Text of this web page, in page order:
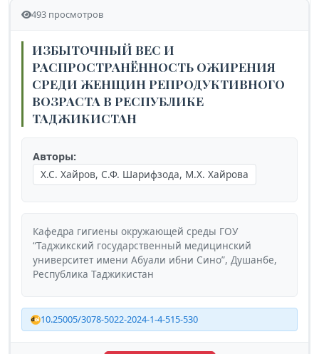
493 просмотров
ИЗБЫТОЧНЫЙ ВЕС И
РАСПРОСТРАНЁННОСТЬ ОЖИРЕНИЯ
СРЕДИ ЖЕНЩИН РЕПРОДУКТИВНОГО
ВОЗРАСТА В РЕСПУБЛИКЕ
ТАДЖИКИСТАН
Авторы:
Х.С. Хайров, С.Ф. Шарифзода, М.Х. Хайрова
Кафедра гигиены окружающей среды ГОУ
“Таджикский государственный медицинский
университет имени Абуали ибни Сино”, Душанбе,
Республика Таджикистан
10.25005/3078-5022-2024-1-4-515-530